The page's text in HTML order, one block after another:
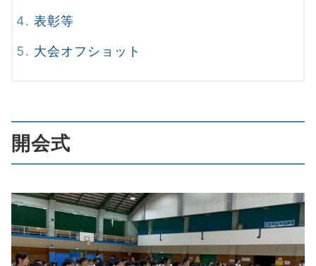
表彰等
大会オフショット
開会式